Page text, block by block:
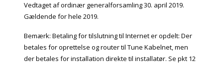
Vedtaget af ordinær generalforsamling 30. april 2019.
Gældende for hele 2019.
Bemærk: Betaling for tilslutning til Internet er opdelt: Der
betales for oprettelse og router til Tune Kabelnet, men
der betales for installation direkte til installatør. Se pkt 12